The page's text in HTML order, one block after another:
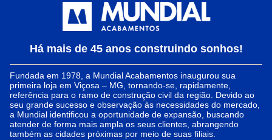
Há mais de 45 anos construindo sonhos!
Fundada em 1978, a Mundial Acabamentos inaugurou sua
primeira loja em Viçosa – MG, tornando-se, rapidamente,
referência para o ramo de construção civil da região. Devido ao
seu grande sucesso e observação às necessidades do mercado,
a Mundial identificou a oportunidade de expansão, buscando
atender de forma mais ampla os seus clientes, abrangendo
também as cidades próximas por meio de suas filiais.